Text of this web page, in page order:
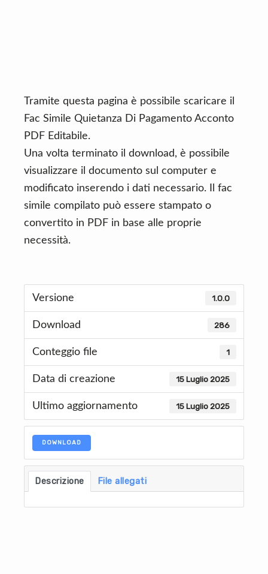
Tramite questa pagina è possibile scaricare il
Fac Simile Quietanza Di Pagamento Acconto
PDF Editabile.
Una volta terminato il download, è possibile
visualizzare il documento sul computer e
modificato inserendo i dati necessario. Il fac
simile compilato può essere stampato o
convertito in PDF in base alle proprie
necessità.
Versione 1.0.0
Download 286
Conteggio file 1
Data di creazione 15 Luglio 2025
Ultimo aggiornamento 15 Luglio 2025
DOWNLOAD
Descrizione File allegati